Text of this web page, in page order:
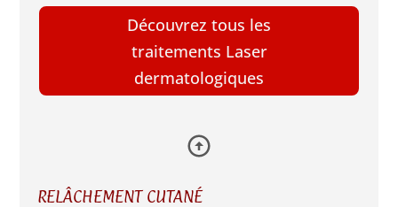
RELÂCHEMENT CUTANÉ
Découvrez tous les
traitements Laser
dermatologiques